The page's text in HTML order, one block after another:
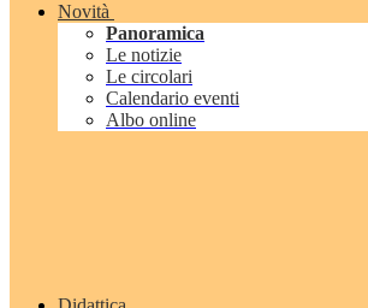
Novità
Panoramica
Le notizie
Le circolari
Calendario eventi
Albo online